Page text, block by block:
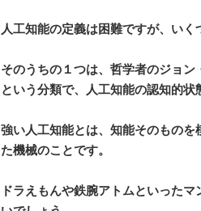
人工知能の定義は困難ですが、いく
そのうちの１つは、哲学者のジョン
という分類で、人工知能の認知的状
強い人工知能とは、知能そのもの
た機械のことです。
ドラえもんや鉄腕アトムといった